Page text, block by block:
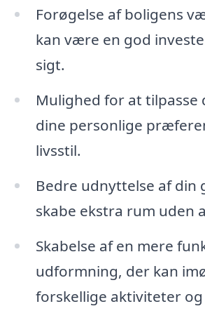
Forøgelse af boligens
kan være en god
sigt.
Mulighed for at tilpasse
dine personlige
livsstil.
Bedre udnyttelse af din
skabe ekstra rum uden
Skabelse af en mere
udformning, der kan
forskellige aktiviteter og